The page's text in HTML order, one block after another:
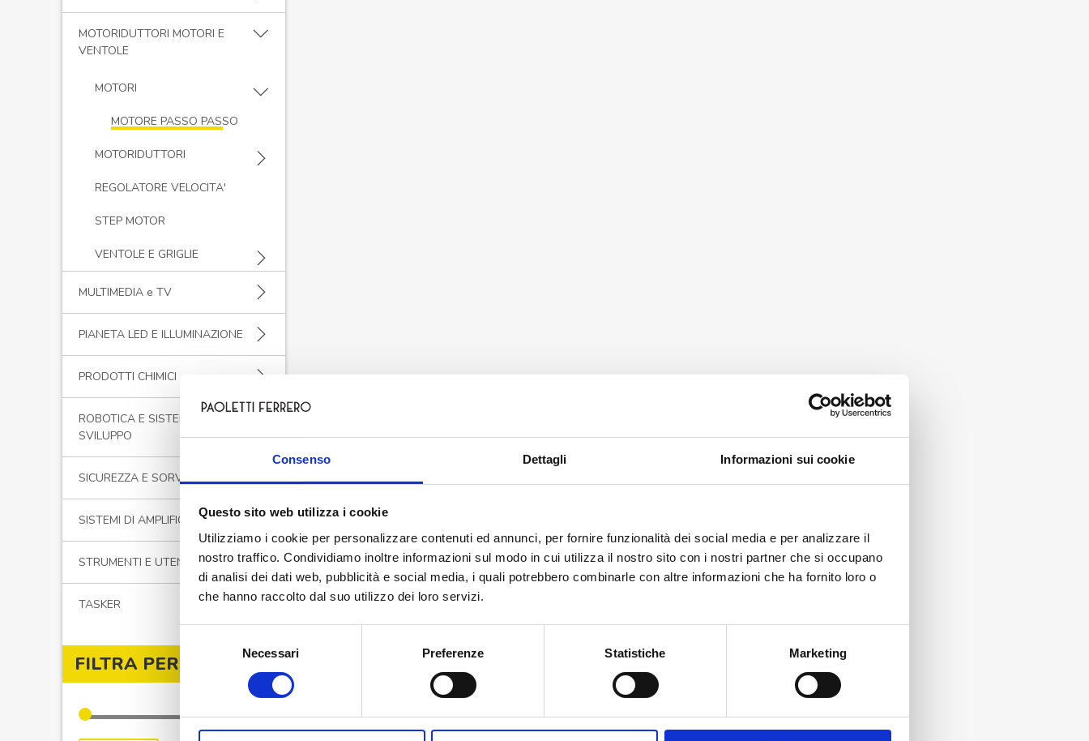
Consenso Dettagli Informazioni sui cookie
Questo sito web utilizza i cookie
Utilizziamo i cookie per personalizzare contenuti ed annunci, per fornire funzionalità dei social media e per analizzare il
nostro traffico. Condividiamo inoltre informazioni sul modo in cui utilizza il nostro sito con i nostri partner che si occupano
di analisi dei dati web, pubblicità e social media, i quali potrebbero combinarle con altre informazioni che ha fornito loro o
che hanno raccolto dal suo utilizzo dei loro servizi.
Necessari Preferenze Statistiche Marketing
MOTORIDUTTORI MOTORI E
VENTOLE
MOTORI
MOTORE PASSO PASSO
MOTORIDUTTORI
REGOLATORE VELOCITA'
STEP MOTOR
VENTOLE E GRIGLIE
MULTIMEDIA e TV
PIANETA LED E ILLUMINAZIONE
PRODOTTI CHIMICI
ROBOTICA E SISTEMI DI
SVILUPPO
SICUREZZA E SORVEGLIANZA
SISTEMI DI AMPLIFICAZIONE
STRUMENTI E UTENSILI
TASKER
FILTRA PER PREZZO